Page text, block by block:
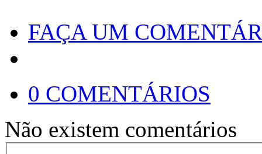
FAÇA UM
0 COMENTÁRIOS
Não existem comentários